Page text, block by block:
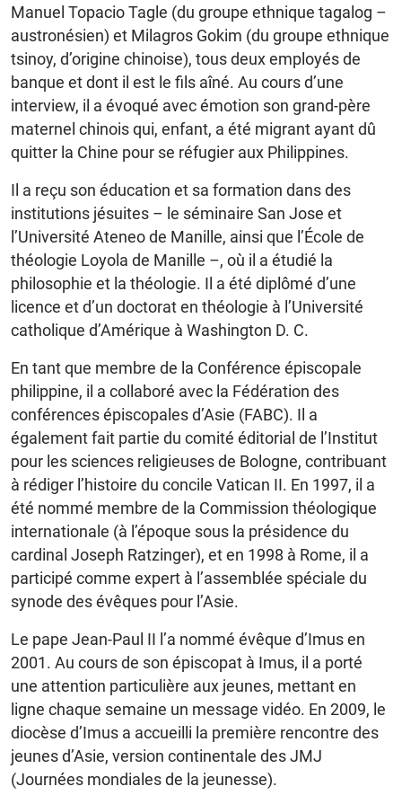
Manuel Topacio Tagle (du groupe ethnique tagalog –
austronésien) et Milagros Gokim (du groupe ethnique
tsinoy, d’origine chinoise), tous deux employés de
banque et dont il est le fils aîné. Au cours d’une
interview, il a évoqué avec émotion son grand-père
maternel chinois qui, enfant, a été migrant ayant dû
quitter la Chine pour se réfugier aux Philippines.
Il a reçu son éducation et sa formation dans des
institutions jésuites – le séminaire San Jose et
l’Université Ateneo de Manille, ainsi que l’École de
théologie Loyola de Manille –, où il a étudié la
philosophie et la théologie. Il a été diplômé d’une
licence et d’un doctorat en théologie à l’Université
catholique d’Amérique à Washington D. C.
En tant que membre de la Conférence épiscopale
philippine, il a collaboré avec la Fédération des
conférences épiscopales d’Asie (FABC). Il a
également fait partie du comité éditorial de l’Institut
pour les sciences religieuses de Bologne, contribuant
à rédiger l’histoire du concile Vatican II. En 1997, il a
été nommé membre de la Commission théologique
internationale (à l’époque sous la présidence du
cardinal Joseph Ratzinger), et en 1998 à Rome, il a
participé comme expert à l’assemblée spéciale du
synode des évêques pour l’Asie.
Le pape Jean-Paul II l’a nommé évêque d’Imus en
2001. Au cours de son épiscopat à Imus, il a porté
une attention particulière aux jeunes, mettant en
ligne chaque semaine un message vidéo. En 2009, le
diocèse d’Imus a accueilli la première rencontre des
jeunes d’Asie, version continentale des JMJ
(Journées mondiales de la jeunesse).